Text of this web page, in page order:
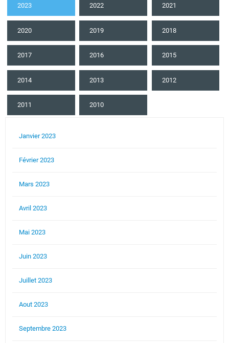
2023 2022 2021
2020 2019 2018
2017 2016 2015
2014 2013 2012
2011 2010
Janvier 2023
Février 2023
Mars 2023
Avril 2023
Mai 2023
Juin 2023
Juillet 2023
Aout 2023
Septembre 2023